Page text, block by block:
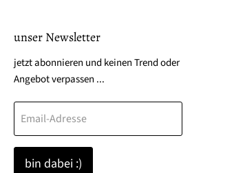
unser Newsletter
jetzt abonnieren und keinen Trend oder
Angebot verpassen ...
Email-Adresse
bin dabei :)